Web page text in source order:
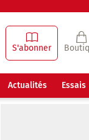
S'abonner
Actualités Essais